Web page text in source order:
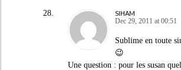
SIHAM
Dec 29, 2011 at 00:51
Sublime en toute
😉
Une question : pour les susan